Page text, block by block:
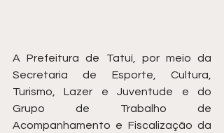
A Prefeitura de Tatuí, por meio da
Secretaria de Esporte, Cultura,
Turismo, Lazer e Juventude e do
Grupo de Trabalho de
Acompanhamento e Fiscalização da